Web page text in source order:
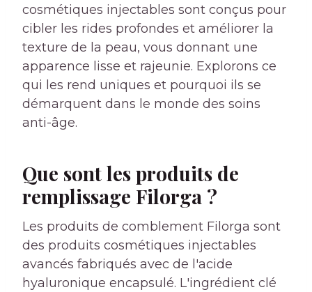
cosmétiques injectables sont conçus pour
cibler les rides profondes et améliorer la
texture de la peau, vous donnant une
apparence lisse et rajeunie. Explorons ce
qui les rend uniques et pourquoi ils se
démarquent dans le monde des soins
anti-âge.
Que sont les produits de
remplissage Filorga ?
Les produits de comblement Filorga sont
des produits cosmétiques injectables
avancés fabriqués avec de l'acide
hyaluronique encapsulé. L'ingrédient clé